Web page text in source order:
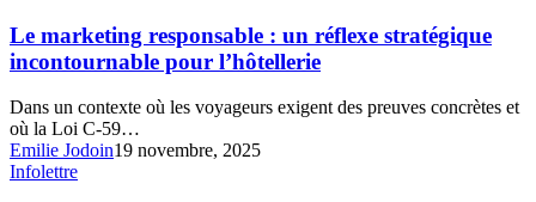
responsable
:
un
stratégique
incontournable
pour
l’hôtellerie
Le marketing responsable : un réflexe stratégique
incontournable pour l’hôtellerie
Dans un contexte où les voyageurs exigent des preuves concrètes et
où la Loi C-59…
Emilie Jodoin19 novembre, 2025
Quand
Infolettre